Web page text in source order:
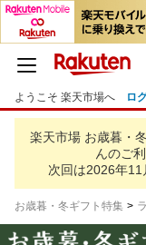
ようこそ 楽天市場へ ロ
楽天市場 お歳暮・
んのご
次回は2026年11
お歳暮・冬ギフト特集